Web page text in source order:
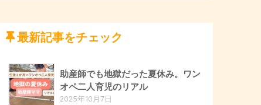
最新記事をチェック
助産師でも地獄だった夏休み。ワン
オペ二人育児のリアル
2025年10月7日